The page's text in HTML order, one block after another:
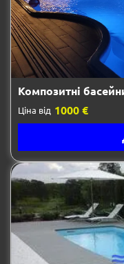
Композитні
Ціна від 1000 €